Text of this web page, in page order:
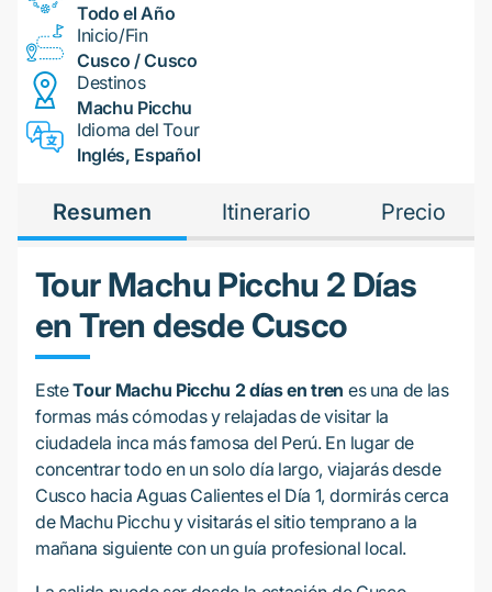
Todo el Año
Inicio/Fin
Cusco / Cusco
Destinos
Machu Picchu
Idioma del Tour
Inglés, Español
Resumen Itinerario Precio
Tour Machu Picchu 2 Días
en Tren desde Cusco
EsteTour Machu Picchu 2 días en tren es una de las
formas más cómodas y relajadas de visitar la
ciudadela inca más famosa del Perú. En lugar de
concentrar todo en un solo día largo, viajarás desde
Cusco hacia Aguas Calientes el Día 1, dormirás cerca
de Machu Picchu y visitarás el sitio temprano a la
mañana siguiente con un guía profesional local.